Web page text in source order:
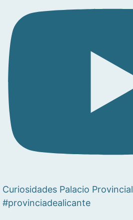
Curiosidades Palacio Provincial
#provinciadealicante